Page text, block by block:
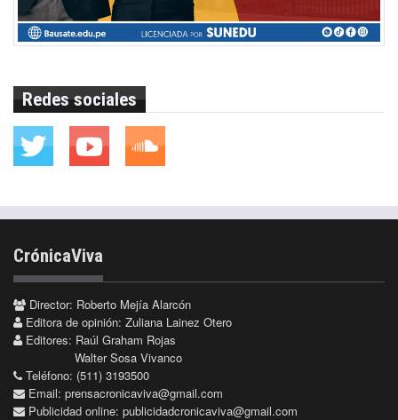
Redes sociales
CrónicaViva
Director: Roberto Mejía Alarcón
Editora de opinión: Zuliana Lainez Otero
Editores: Raúl Graham Rojas
Walter Sosa Vivanco
Teléfono: (511) 3193500
Email: prensacronicaviva@gmail.com
Publicidad online: publicidadcronicaviva@gmail.com